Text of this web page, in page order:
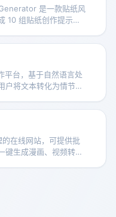
是一款贴纸风
10 组贴纸创作提示，
平台，基于自然语言处
户将文本转化为情节连
配音配乐服务，适合各
在线网站，可提供批
键生成漫画、视频转漫